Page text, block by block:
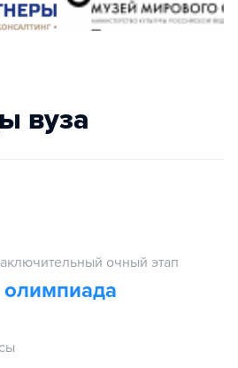
вуза
очный этап
олимпиада